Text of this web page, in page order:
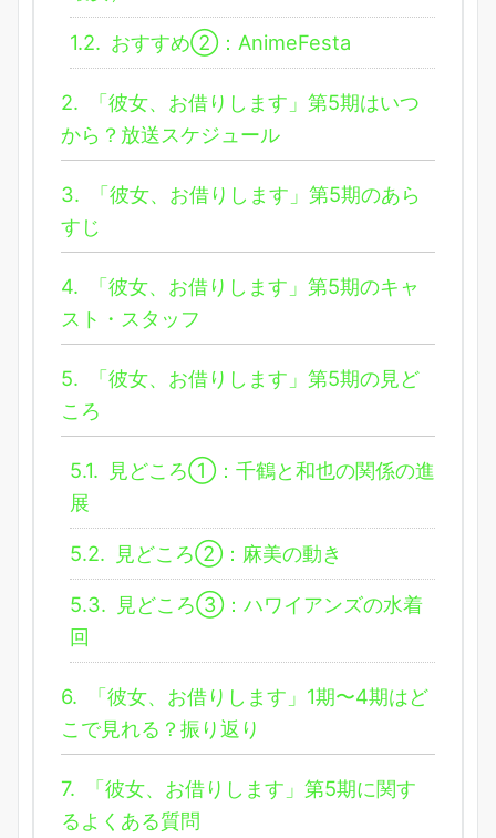
1.2. おすすめ②：AnimeFesta
2.
「彼女、お借りします」第5期はいつ
から？放送スケジュール
3.
「彼女、お借りします」第5期のあら
すじ
4.
「彼女、お借りします」第5期のキャ
スト・スタッフ
5.
「彼女、お借りします」第5期の見ど
ころ
5.1. 見どころ①：千鶴と和也の関係の進
展
5.2. 見どころ②：麻美の動き
5.3. 見どころ③：ハワイアンズの水着
回
6.
「彼女、お借りします」1期〜4期はど
こで見れる？振り返り
7.
「彼女、お借りします」第5期に関す
るよくある質問